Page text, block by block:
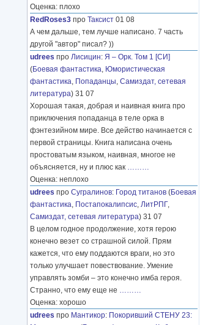
Оценка: плохо
RedRoses3 про Таксист 01 08
А чем дальше, тем лучше написано. 7 часть
другой "автор" писал? ))
udrees про Лисицин: Я – Орк. Том 1 [СИ]
(Боевая фантастика, Юмористическая
фантастика, Попаданцы, Самиздат, сетевая
литература) 31 07
Хорошая такая, добрая и наивная книга про
приключения попаданца в теле орка в
фэнтезийном мире. Все действо начинается с
первой страницы. Книга написана очень
простоватым языком, наивная, многое не
объясняется, ну и плюс как ………
Оценка: неплохо
udrees про Сугралинов: Город титанов (Боевая
фантастика, Постапокалипсис, ЛитРПГ,
Самиздат, сетевая литература) 31 07
В целом годное продолжение, хотя герою
конечно везет со страшной силой. Прям
кажется, что ему поддаются враги, но это
только улучшает повествование. Умение
управлять зомби – это конечно имба героя.
Странно, что ему еще не ………
Оценка: хорошо
udrees про Мантикор: Покоривший СТЕНУ 23: